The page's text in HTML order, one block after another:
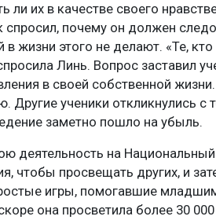
ли их в качестве своего
почему он должен
жизни этого не делают. «Те,
Линь. Вопрос заставил
в своей собственной
Другие ученики откликнулись с
заметно пошло на убыль.
деятельность на
чтобы просвещать других, и
игры, помогавшие
она просветила более 30